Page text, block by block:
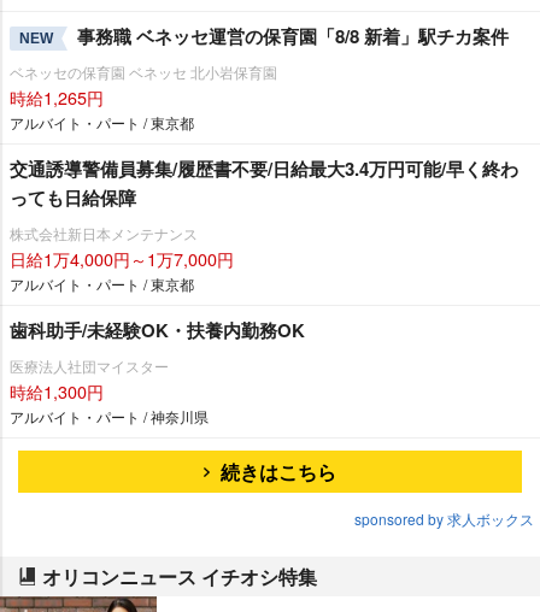
NEW 事務職 ベネッセ運営の保育園「8/8 新着」駅チカ案件
ベネッセの保育園 ベネッセ 北小岩保育園
時給1,265円
アルバイト・パート / 東京都
交通誘導警備員募集/履歴書不要/日給最大3.4万円可能/早く終わ
っても日給保障
株式会社新日本メンテナンス
日給1万4,000円～1万7,000円
アルバイト・パート / 東京都
歯科助手/未経験OK・扶養内勤務OK
医療法人社団マイスター
時給1,300円
アルバイト・パート / 神奈川県
続きはこちら
sponsored by 求人ボックス
オリコンニュース イチオシ特集